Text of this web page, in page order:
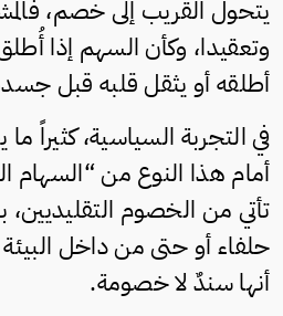
يتحول القريب إلى خصم،
وتعقيدا، وكأن السهم إذا
أطلقه أو يثقل قلبه قبل
في التجربة السياسية، كثيراً
أمام هذا النوع من “السهام
تأتي من الخصوم
حلفاء أو حتى من داخل
أنها سندٌ لا خصومة.